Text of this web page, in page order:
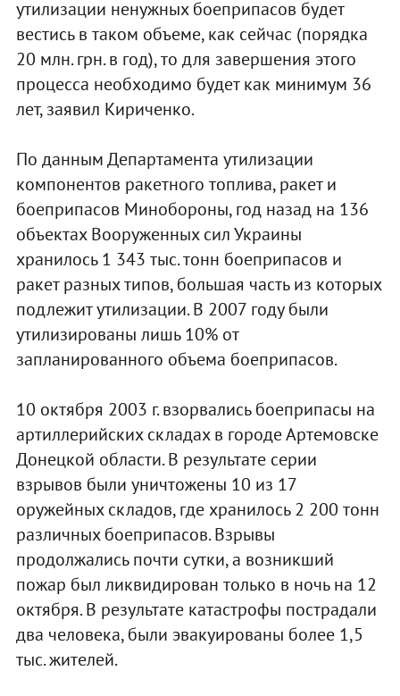
утилизации ненужных боеприпасов будет
вестись в таком объеме, как сейчас (порядка
20 млн. грн. в год), то для завершения этого
процесса необходимо будет как минимум 36
лет, заявил Кириченко.
По данным Департамента утилизации
компонентов ракетного топлива, ракет и
боеприпасов Минобороны, год назад на 136
объектах Вооруженных сил Украины
хранилось 1 343 тыс. тонн боеприпасов и
ракет разных типов, большая часть из которых
подлежит утилизации. В 2007 году были
утилизированы лишь 10% от
запланированного объема боеприпасов.
10 октября 2003 г. взорвались боеприпасы на
артиллерийских складах в городе Артемовске
Донецкой области. В результате серии
взрывов были уничтожены 10 из 17
оружейных складов, где хранилось 2 200 тонн
различных боеприпасов. Взрывы
продолжались почти сутки, а возникший
пожар был ликвидирован только в ночь на 12
октября. В результате катастрофы пострадали
два человека, были эвакуированы более 1,5
тыс. жителей.